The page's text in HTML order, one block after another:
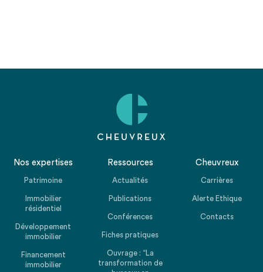
Nos expertises
Patrimoine
Immobilier
résidentiel
Développement
immobilier
Financement
immobilier
Ressources
Actualités
Publications
Conférences
Fiches pratiques
Ouvrage : “La
transformation de
Cheuvreux
Carrières
Alerte Ethique
Contacts